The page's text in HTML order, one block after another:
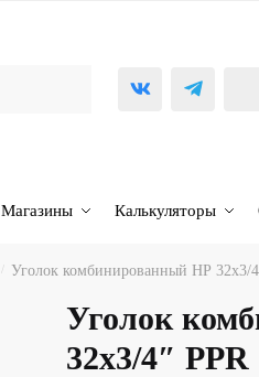
Магазины Калькуляторы
Уголок комбинированный НР 32х3/
Уголок
32х3/4″ PPR